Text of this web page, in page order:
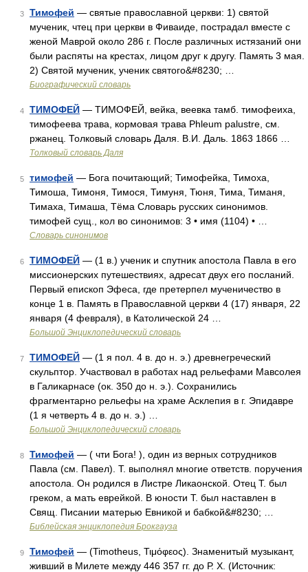
3 Тимофей — святые православной церкви: 1) святой
мученик, чтец при церкви в Фиваиде, пострадал вместе с
женой Маврой около 286 г. После различных истязаний они
были распяты на крестах, лицом друг к другу. Память 3 мая.
2) Святой мученик, ученик святого&#8230; …
Биографический словарь
4 ТИМОФЕЙ — ТИМОФЕЙ, вейка, веевка тамб. тимофеиха,
тимофеева трава, кормовая трава Phleum palustre, см.
ржанец. Толковый словарь Даля. В.И. Даль. 1863 1866 …
Толковый словарь Даля
5 тимофей — Бога почитающий; Тимофейка, Тимоха,
Тимоша, Тимоня, Тимося, Тимуня, Тюня, Тима, Тиманя,
Тимаха, Тимаша, Тёма Словарь русских синонимов.
тимофей сущ., кол во синонимов: 3 • имя (1104) • …
Словарь синонимов
6 ТИМОФЕЙ — (1 в.) ученик и спутник апостола Павла в его
миссионерских путешествиях, адресат двух его посланий.
Первый епископ Эфеса, где претерпел мученичество в
конце 1 в. Память в Православной церкви 4 (17) января, 22
января (4 февраля), в Католической 24 …
Большой Энциклопедический словарь
7 ТИМОФЕЙ — (1 я пол. 4 в. до н. э.) древнегреческий
скульптор. Участвовал в работах над рельефами Мавсолея
в Галикарнасе (ок. 350 до н. э.). Сохранились
фрагментарно рельефы на храме Асклепия в г. Эпидавре
(1 я четверть 4 в. до н. э.) …
Большой Энциклопедический словарь
8 Тимофей — ( чти Бога! ), один из верных сотрудников
Павла (см. Павел). Т. выполнял многие ответств. поручения
апостола. Он родился в Листре Ликаонской. Отец Т. был
греком, а мать еврейкой. В юности Т. был наставлен в
Свящ. Писании матерью Евникой и бабкой&#8230; …
Библейская энциклопедия Брокгауза
9 Тимофей — (Timotheus, Τιμόφεος). Знаменитый музыкант,
живший в Милете между 446 357 гг. до Р. X. (Источник: